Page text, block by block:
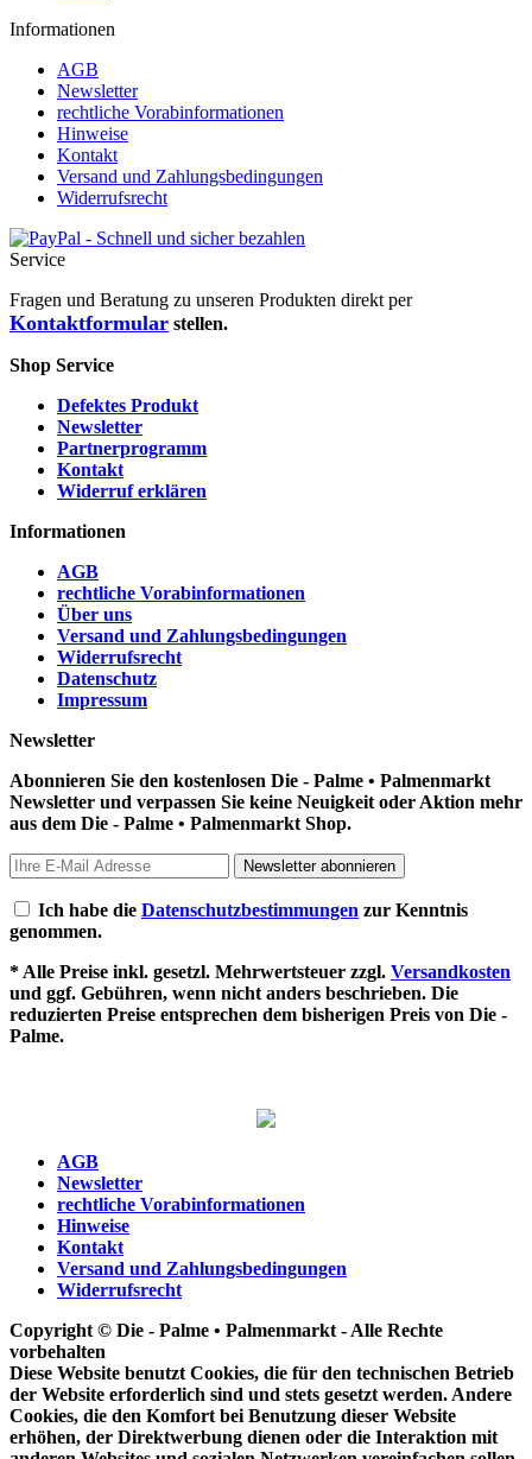
Informationen
AGB
Newsletter
rechtliche Vorabinformationen
Hinweise
Kontakt
Versand und Zahlungsbedingungen
Widerrufsrecht
Service
Fragen und Beratung zu unseren Produkten direkt per
Kontaktformular stellen.
Shop Service
Defektes Produkt
Newsletter
Partnerprogramm
Kontakt
Widerruf erklären
Informationen
AGB
rechtliche Vorabinformationen
Über uns
Versand und Zahlungsbedingungen
Widerrufsrecht
Datenschutz
Impressum
Newsletter
Abonnieren Sie den kostenlosen Die - Palme • Palmenmarkt
Newsletter und verpassen Sie keine Neuigkeit oder Aktion mehr
aus dem Die - Palme • Palmenmarkt Shop.
Newsletter abonnieren
Ich habe die Datenschutzbestimmungen zur Kenntnis
genommen.
* Alle Preise inkl. gesetzl. Mehrwertsteuer zzgl. Versandkosten
und ggf. Gebühren, wenn nicht anders beschrieben. Die
reduzierten Preise entsprechen dem bisherigen Preis von Die -
Palme.
AGB
Newsletter
rechtliche Vorabinformationen
Hinweise
Kontakt
Versand und Zahlungsbedingungen
Widerrufsrecht
Copyright © Die - Palme • Palmenmarkt - Alle Rechte
vorbehalten
Diese Website benutzt Cookies, die für den technischen Betrieb
der Website erforderlich sind und stets gesetzt werden. Andere
Cookies, die den Komfort bei Benutzung dieser Website
erhöhen, der Direktwerbung dienen oder die Interaktion mit